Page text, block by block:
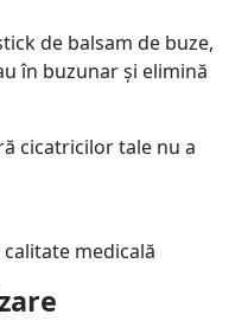
de balsam de buze,
în buzunar și elimină
cicatricilor tale nu a
medicală